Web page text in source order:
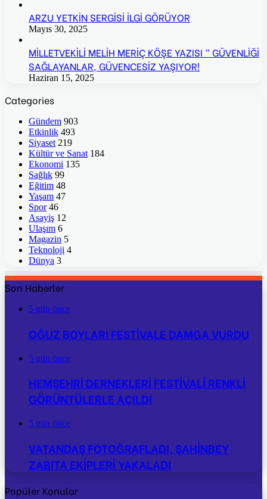
ARZU YETKİN SERGİSİ İLGİ GÖRÜYOR
Mayıs 30, 2025
MİLLETVEKİLİ MELİH MERİÇ KÖŞE YAZISI ” GÜVENLİĞİ
SAĞLAYANLAR, GÜVENCESİZ YAŞIYOR!
Haziran 15, 2025
Categories
Gündem 903
Etkinlik 493
Siyaset 219
Kültür ve Sanat 184
Ekonomi 135
Sağlık 99
Eğitim 48
Yaşam 47
Spor 46
Asayiş 12
Ulaşım 6
Magazin 5
Teknoloji 4
Dünya 3
Son Haberler
5 gün önce
OĞUZ BOYLARI FESTİVALE DAMGA VURDU
5 gün önce
HEMŞEHRİ DERNEKLERİ FESTİVALİ RENKLİ
GÖRÜNTÜLERLE AÇILDI
5 gün önce
VATANDAŞ FOTOĞRAFLADI, ŞAHİNBEY
ZABITA EKİPLERİ YAKALADI
Popüler Konular